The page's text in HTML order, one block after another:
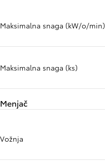
Maksimalna snaga (kW/o/min)
Maksimalna snaga (ks)
Menjač
Vožnja